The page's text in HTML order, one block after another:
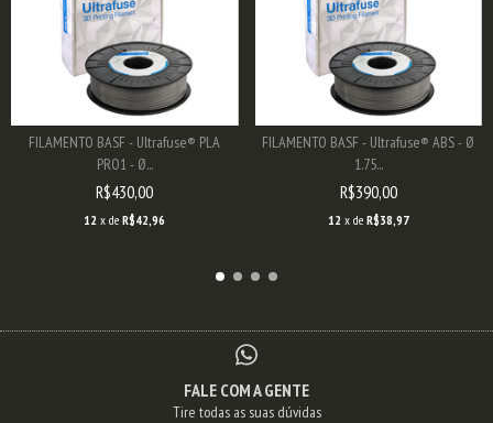
FILAMENTO BASF - Ultrafuse® PLA
PRO1 - Ø...
R$430,00
12 x deR$42,96
FILAMENTO BASF - Ultrafuse® ABS - Ø
1.75...
R$390,00
12 x de R$38,97
FALE COM A GENTE
Tire todas as suas dúvidas